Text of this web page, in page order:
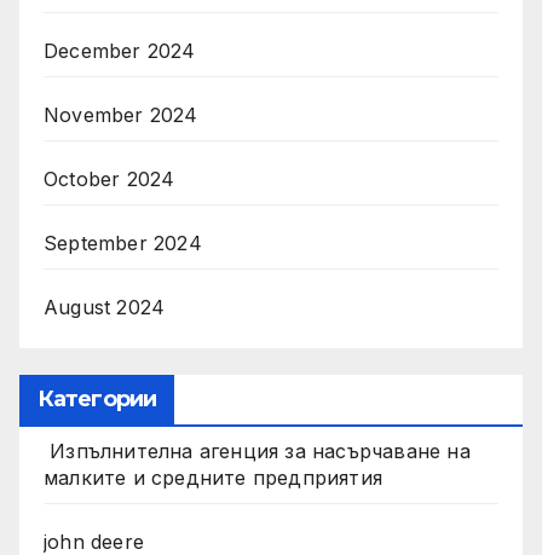
December 2024
November 2024
October 2024
September 2024
August 2024
Категории
Изпълнителна агенция за насърчаване на
малките и средните предприятия
john deere